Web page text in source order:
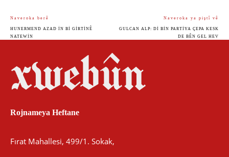
Naveroka berê
HUNERMEND AZAD IN BI GIRTINÊ
NATEWIN
Naveroka ya piştî vê
GULCAN ALP: DI BIN PARTIYA ÇEPA KESK
DE BÊN GEL HEV
Rojnameya Heftane
Fırat Mahallesi, 499/1. Sokak,